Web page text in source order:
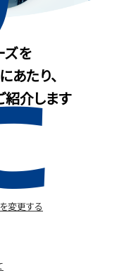
を
あたり、
介します
変更する